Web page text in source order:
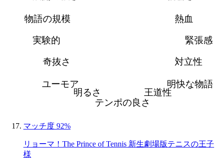
熱血
緊張感
対立性
明快な物語
王道性
テンポの良さ
明るさ
ユーモア
奇抜さ
実験的
物語の規模
マッチ度 92%
リョーマ！The Prince of Tennis 新生劇場版テニスの王子
様